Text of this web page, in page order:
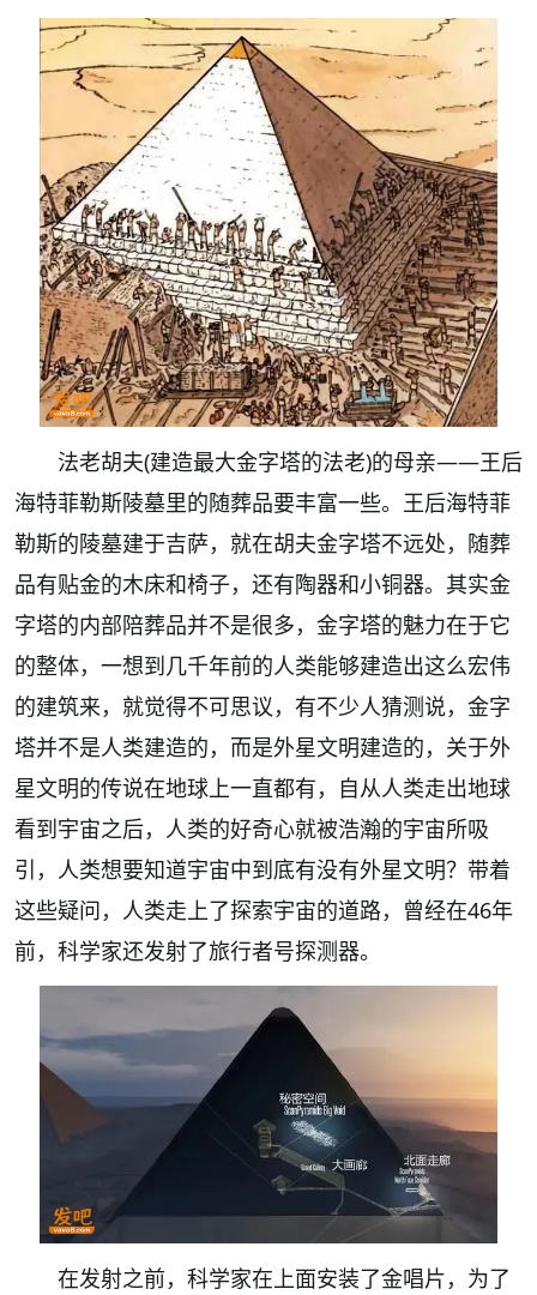
法老胡夫(建造最大金字塔的法老)的母亲——王后
海特菲勒斯陵墓里的随葬品要丰富一些。王后海特菲
勒斯的陵墓建于吉萨，就在胡夫金字塔不远处，随葬
品有贴金的木床和椅子，还有陶器和小铜器。其实金
字塔的内部陪葬品并不是很多，金字塔的魅力在于它
的整体，一想到几千年前的人类能够建造出这么宏伟
的建筑来，就觉得不可思议，有不少人猜测说，金字
塔并不是人类建造的，而是外星文明建造的，关于外
星文明的传说在地球上一直都有，自从人类走出地球
看到宇宙之后，人类的好奇心就被浩瀚的宇宙所吸
引，人类想要知道宇宙中到底有没有外星文明？带着
这些疑问，人类走上了探索宇宙的道路，曾经在46年
前，科学家还发射了旅行者号探测器。
在发射之前，科学家在上面安装了金唱片，为了